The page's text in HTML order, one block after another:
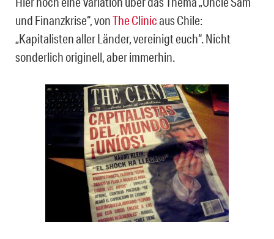
und Finanzkrise“, vonThe Clinicaus Chile:
„Kapitalisten aller Länder, vereinigt euch“. Nicht
sonderlich originell, aber immerhin.